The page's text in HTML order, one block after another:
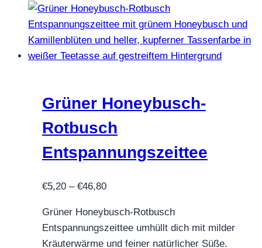
Grüner Honeybusch-
Rotbusch
Entspannungszeittee
€5,20 – €46,80Preisspanne:
bis
€46,80
Grüner Honeybusch-Rotbusch
Entspannungszeittee umhüllt dich mit milder
Kräuterwärme und feiner natürlicher Süße.